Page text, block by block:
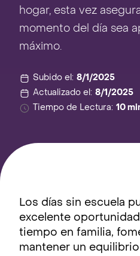
hogar, esta vez
momento del día sea
máximo.
Subido el: 8/1/2025
Actualizado el: 8/1/2025
Tiempo de Lectura: 10
Los días sin escuela
excelente
tiempo en familia,
mantener un